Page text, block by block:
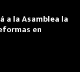
a la Asamblea la
en